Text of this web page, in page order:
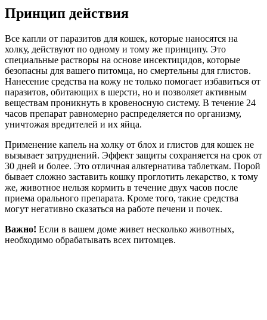
Принцип действия
Все капли от паразитов для кошек, которые наносятся на
холку, действуют по одному и тому же принципу. Это
специальные растворы на основе инсектицидов, которые
безопасны для вашего питомца, но смертельны для глистов.
Нанесение средства на кожу не только помогает избавиться от
паразитов, обитающих в шерсти, но и позволяет активным
веществам проникнуть в кровеносную систему. В течение 24
часов препарат равномерно распределяется по организму,
уничтожая вредителей и их яйца.
Применение капель на холку от блох и глистов для кошек не
вызывает затруднений. Эффект защиты сохраняется на срок от
30 дней и более. Это отличная альтернатива таблеткам. Порой
бывает сложно заставить кошку проглотить лекарство, к тому
же, животное нельзя кормить в течение двух часов после
приема орального препарата. Кроме того, такие средства
могут негативно сказаться на работе печени и почек.
Важно! Если в вашем доме живет несколько животных,
необходимо обрабатывать всех питомцев.